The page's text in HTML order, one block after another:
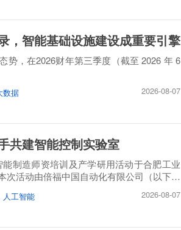
，智能基础设施建设成重要引擎
势，在2026财年第三季度（截至 2026 年 6
数据 2026-08-07
共建智能控制实验室
制造师资培训及产学研用活动于合肥工业
次活动由倍福中国自动化有限公司（以下简
人工智能 2026-08-07